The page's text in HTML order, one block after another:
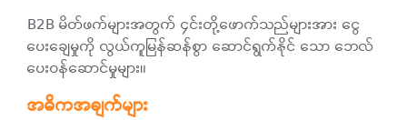
B2B မိတ်ဖက်များအတွက် ၄င်းတို့ဖောက်သည်များအား ငွေ
ပေးချေမှုကို လွယ်ကူမြန်ဆန်စွာ ဆောင်ရွက်နိုင် သော ဘေလ်
ပေးဝန်ဆောင်မှုများ။
အဓိကအချက်များ